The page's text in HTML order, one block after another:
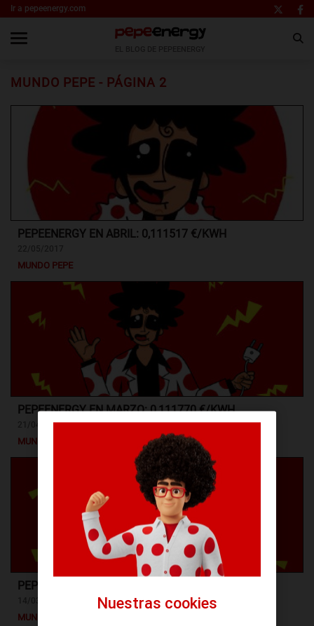
Ir a pepeenergy.com
MUNDO PEPE - PÁGINA 2
PEPEENERGY EN ABRIL: 0,111517 €/KWH
MUNDO PEPE
PEPEENERGY EN MARZO: 0,111770 €/KWH
21/04/2017
MUNDO PEPE
PEPEENERGY EN FEBRERO: 0,115968 €/KWH
MUNDO PEPE
Nuestras cookies